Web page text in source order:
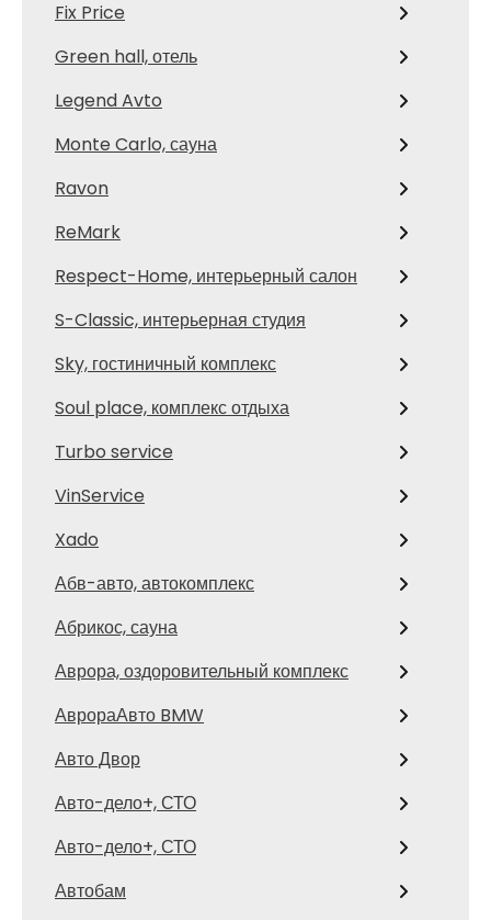
Fix Price
Green hall, отель
Legend Avto
Monte Carlo, сауна
Ravon
ReMark
Respect-Home, интерьерный салон
S-Classic, интерьерная студия
Sky, гостиничный комплекс
Soul place, комплекс отдыха
Turbo service
VinService
Xado
Абв-авто, автокомплекс
Абрикос, сауна
Аврора, оздоровительный комплекс
АврораАвто BMW
Авто Двор
Авто-дело+, СТО
Авто-дело+, СТО
Автобам